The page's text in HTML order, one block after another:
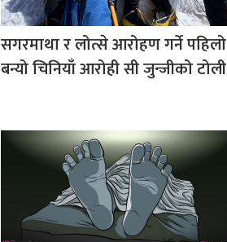
सगरमाथा र लोत्से आरोहण गर्ने पहिलो
बन्यो चिनियाँ आरोही सी जुन्जीको टोली